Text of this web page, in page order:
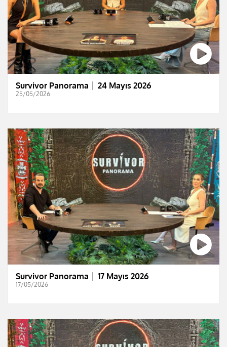
Survivor Panorama │ 24 Mayıs 2026
25/05/2026
Survivor Panorama │ 17 Mayıs 2026
17/05/2026